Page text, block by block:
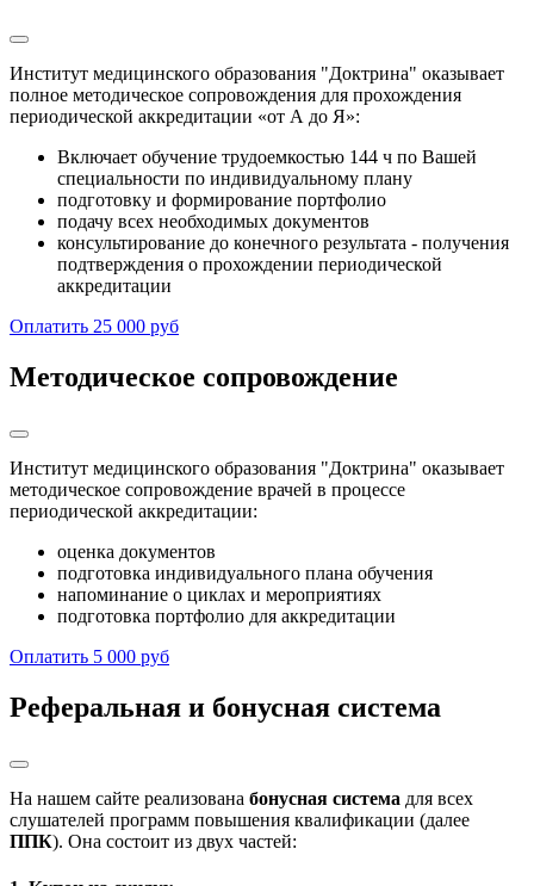
Институт медицинского образования "Доктрина" оказывает
полное методическое сопровождения для прохождения
периодической аккредитации «от А до Я»:
Включает обучение трудоемкостью 144 ч по Вашей
специальности по индивидуальному плану
подготовку и формирование портфолио
подачу всех необходимых документов
консультирование до конечного результата - получения
подтверждения о прохождении периодической
аккредитации
Оплатить 25 000 руб
Методическое сопровождение
Институт медицинского образования "Доктрина" оказывает
методическое сопровождение врачей в процессе
периодической аккредитации:
оценка документов
подготовка индивидуального плана обучения
напоминание о циклах и мероприятиях
подготовка портфолио для аккредитации
Оплатить 5 000 руб
Реферальная и бонусная система
На нашем сайте реализована бонусная система для всех
слушателей программ повышения квалификации (далее
ППК). Она состоит из двух частей: